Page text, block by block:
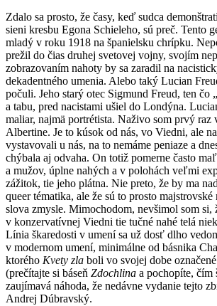
Zdalo sa prosto, že časy, keď sudca
sieni kresbu Egona Schieleho, sú preč. Tento
mladý v roku 1918 na španielsku chrípku.
prežil do čias druhej svetovej vojny, svojím
zobrazovaním nahoty by sa zaradil na
dekadentného umenia. Alebo taký Lucian
počuli. Jeho starý otec Sigmund Freud, ten čo
a tabu, pred nacistami ušiel do Londýna.
maliar, najmä portrétista. Naživo som prvý raz
Albertine. Je to kúsok od nás, vo Viedni, ale
vystavovali u nás, na to nemáme peniaze a
chýbala aj odvaha. On totiž pomerne často
a mužov, úplne nahých a v polohách veľmi
zážitok, tie jeho plátna. Nie preto, že by ma
queer tématika, ale že sú to prosto
slova zmysle. Mimochodom, nevšimol som si,
v konzervatívnej Viedni tie tučné nahé telá
Línia škaredosti v umení sa už dosť dlho
v modernom umení, minimálne od básnika
ktorého Kvety zla boli vo svojej dobe
(prečítajte si báseň Zdochlina a pochopíte, čím
zaujímavá náhoda, že nedávne vydanie tejto
Andrej Dúbravský.